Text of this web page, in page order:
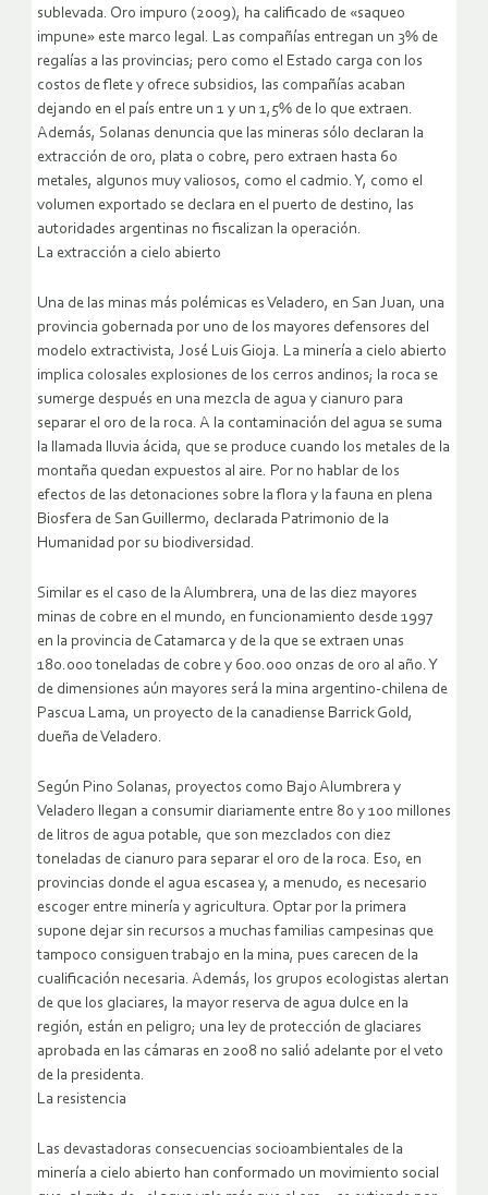
sublevada. Oro impuro (2009), ha calificado de «saqueo
impune» este marco legal. Las compañías entregan un 3% de
regalías a las provincias; pero como el Estado carga con los
costos de flete y ofrece subsidios, las compañías acaban
dejando en el país entre un 1 y un 1,5% de lo que extraen.
Además, Solanas denuncia que las mineras sólo declaran la
extracción de oro, plata o cobre, pero extraen hasta 60
metales, algunos muy valiosos, como el cadmio. Y, como el
volumen exportado se declara en el puerto de destino, las
autoridades argentinas no fiscalizan la operación.
La extracción a cielo abierto
Una de las minas más polémicas es Veladero, en San Juan, una
provincia gobernada por uno de los mayores defensores del
modelo extractivista, José Luis Gioja. La minería a cielo abierto
implica colosales explosiones de los cerros andinos; la roca se
sumerge después en una mezcla de agua y cianuro para
separar el oro de la roca. A la contaminación del agua se suma
la llamada lluvia ácida, que se produce cuando los metales de la
montaña quedan expuestos al aire. Por no hablar de los
efectos de las detonaciones sobre la flora y la fauna en plena
Biosfera de San Guillermo, declarada Patrimonio de la
Humanidad por su biodiversidad.
Similar es el caso de la Alumbrera, una de las diez mayores
minas de cobre en el mundo, en funcionamiento desde 1997
en la provincia de Catamarca y de la que se extraen unas
180.000 toneladas de cobre y 600.000 onzas de oro al año. Y
de dimensiones aún mayores será la mina argentino-chilena de
Pascua Lama, un proyecto de la canadiense Barrick Gold,
dueña de Veladero.
Según Pino Solanas, proyectos como Bajo Alumbrera y
Veladero llegan a consumir diariamente entre 80 y 100 millones
de litros de agua potable, que son mezclados con diez
toneladas de cianuro para separar el oro de la roca. Eso, en
provincias donde el agua escasea y, a menudo, es necesario
escoger entre minería y agricultura. Optar por la primera
supone dejar sin recursos a muchas familias campesinas que
tampoco consiguen trabajo en la mina, pues carecen de la
cualificación necesaria. Además, los grupos ecologistas alertan
de que los glaciares, la mayor reserva de agua dulce en la
región, están en peligro; una ley de protección de glaciares
aprobada en las cámaras en 2008 no salió adelante por el veto
de la presidenta.
La resistencia
Las devastadoras consecuencias socioambientales de la
minería a cielo abierto han conformado un movimiento social